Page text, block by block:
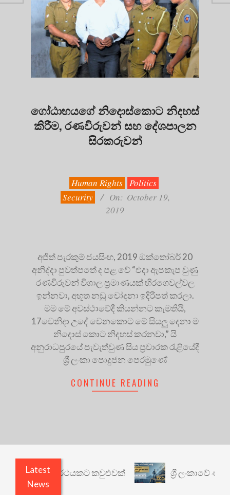
ගෝඨාභයගේ නිදොස්කොට නිදහස්
කිරීම, රණවිරුවන් සහ දේශපාලන
සිරකරුවන්
Human Rights Politics
Security
On: October 19,
2019
අජිත් පැරකුම් ජයසිංහ, 2019 ඔක්තෝබර් 20
අනිද්දා පුවත්පතේ ද පළ වේ “එදා ඇපකැප වුණු
රණවිරුවන් විශාල ප්‍රමාණයක් හිරගෙවල්වල
ඉන්නවා, අභූත නඩු චෝදනා ඉදිරිපත් කරලා.
මම මේ අවස්ථාවේදී කියන්නට කැමතියි,
17වෙනිදා උදේ වෙනකොට මේ සියලු දෙනා ම
නිදොස් කොට නිදහස් කරනවා,” යි
අනුරාධපුරයේ පැවැත්වුණ සිය ප්‍රචාරක රැළියේදී
ශ්‍රී ලංකා පොදුජන පෙරමුණේ
CONTINUE READING
Latest
News
වෙනත් යථාර්ථයකට කවුළුවක් ශ්‍රී ලංකාවේ ණය